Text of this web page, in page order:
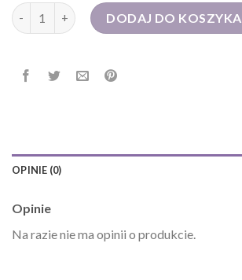
ilość torba na laptopa 17DODAJ DO KOSZYKA
OPINIE (0)
Opinie
Na razie nie ma opinii o produkcie.